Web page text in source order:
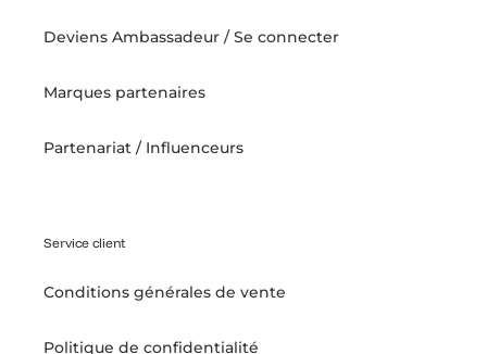
Deviens Ambassadeur / Se connecter
Marques partenaires
Partenariat / Influenceurs
Service client
Conditions générales de vente
Politique de confidentialité